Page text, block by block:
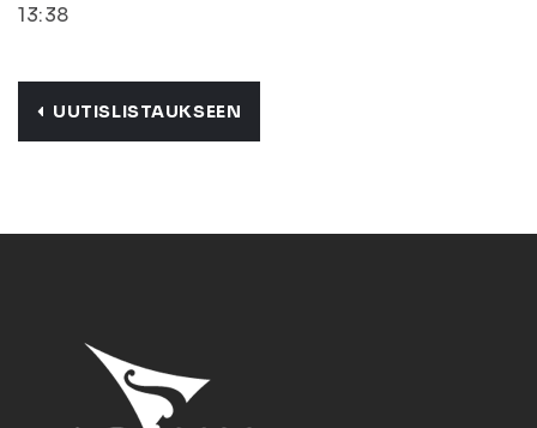
13:38
UUTISLISTAUKSEEN